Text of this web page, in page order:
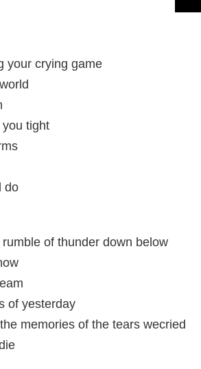
your crying game
tight
do
of thunder down below
of yesterday
memories of the tears wecried